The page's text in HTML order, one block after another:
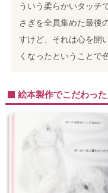
ういう柔らかいタッチ
さぎを全員集めた最後
すけど、それは心を開
くなったということで
絵本製作でこだわっ